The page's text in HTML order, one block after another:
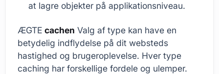
at lagre objekter på applikationsniveau.
ÆGTE cachen Valg af type kan have en
betydelig indflydelse på dit websteds
hastighed og brugeroplevelse. Hver type
caching har forskellige fordele og ulemper.